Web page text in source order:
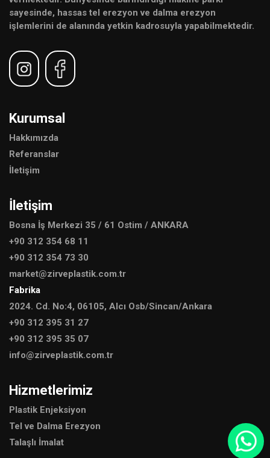
sayesinde, hassas tel erezyon ve dalma erezyon
işlemlerini de alanında yetkin kadrosuyla yapabilmektedir.
Kurumsal
Hakkımızda
Referanslar
İletişim
İletişim
Bosna İş Merkezi 35 / 61 Ostim / ANKARA
+90 312 354 68 11
+90 312 354 73 30
market@zirveplastik.com.tr
Fabrika
2024. Cd. No:4, 06105, Alcı Osb/Sincan/Ankara
+90 312 395 31 27
+90 312 395 35 07
info@zirveplastik.com.tr
Hizmetlerimiz
Plastik Enjeksiyon
Tel ve Dalma Erezyon
Talaşlı İmalat